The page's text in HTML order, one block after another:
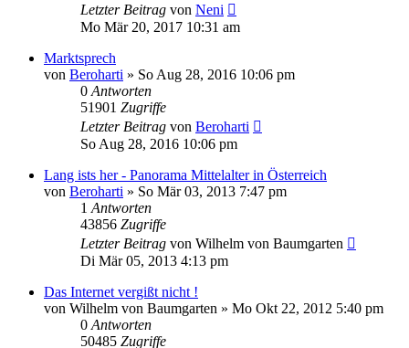
Letzter Beitrag von Neni
Mo Mär 20, 2017 10:31 am
Marktsprech
von Beroharti » So Aug 28, 2016 10:06 pm
0 Antworten
51901 Zugriffe
Letzter Beitrag von Beroharti
So Aug 28, 2016 10:06 pm
Lang ists her - Panorama Mittelalter in Österreich
von Beroharti » So Mär 03, 2013 7:47 pm
1 Antworten
43856 Zugriffe
Letzter Beitrag von Wilhelm von Baumgarten
Di Mär 05, 2013 4:13 pm
Das Internet vergißt nicht !
von Wilhelm von Baumgarten » Mo Okt 22, 2012 5:40 pm
0 Antworten
50485 Zugriffe